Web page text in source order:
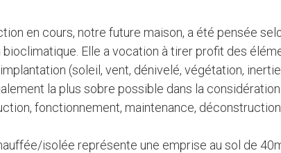
en cours, notre future maison, a été pensée
Elle a vocation à tirer profit des
(soleil, vent, dénivelé, végétation,
la plus sobre possible dans la
fonctionnement, maintenance,
isolée représente une emprise au sol de